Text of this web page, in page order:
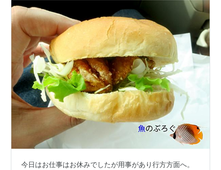
今日はお仕事はお休みでしたが用事があり行方方面へ。